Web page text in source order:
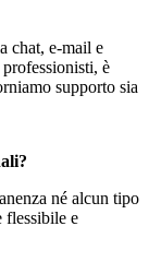
chat, e-mail e
è
supporto sia
né alcun tipo
flessibile e